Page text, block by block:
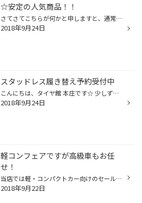
☆安定の人気商品！！
さてさてこちらが何かと申しますと、通常車載のテレビは停車時しか 映像が写らず走り出すと自動的に音声のみに切り替わるシステムですが なんと走行中でも映像が写せる皆の夢を叶えた商品なのです！ 運転手は運転に集中してるので画面を見ることは無いですが助手席など からは見たいですもんね！同...
2018年9月24日
スタッドレス履き替え予約受付中
こんにちは、タイヤ館 本庄です☆ 少しずつ涼しくなってきましたね(＾＾) 10月11月12月の履き替えのご予約も、 お問い合わせが増えてきました(＾＾) ぜひ、お待ちしております(＾▽＾)
2018年9月24日
軽コンフェアですが高級車もお任
せ！
当店では軽・コンパクトカー向けのセールを実施中ではございますが 天皇や総理大臣などが利用する日本を代表する高級車である トヨタセンチュリーのタイヤ交換＆アライメント作業中でございます！ 軽コンだけではなくご覧のような高級車のタイヤも、もちろんお得に交換できちゃいます！ 装着するタ...
2018年9月22日